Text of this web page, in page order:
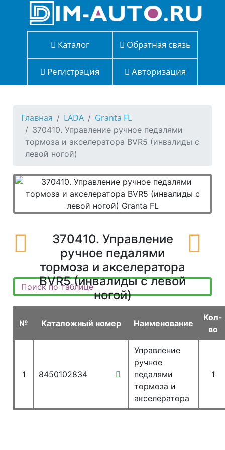
Каталог Обратная связь
Регистрация Авторизация
Главная LADA Granta FL
370410. Управление ручное педалями
тормоза и акселератора BVR5 (инвалиды с
левой ногой)
370410. Управление
ручное педалями
тормоза и акселератора
BVR5 (инвалиды с левой
ногой)
№ Каталожный номер Наименование
Кол-
во
1 8450102834
Управление
ручное
педалями
тормоза и
акселератора
1